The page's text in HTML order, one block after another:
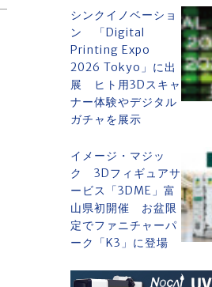
シンクイノベーショ
ン 「Digital
Printing Expo
2026 Tokyo」に出
展 ヒト用3Dスキャ
ナー体験やデジタル
ガチャを展示
イメージ・マジッ
ク 3Dフィギュアサ
ービス「3DME」富
山県初開催 お盆限
定でファニチャーパ
ーク「K3」に登場